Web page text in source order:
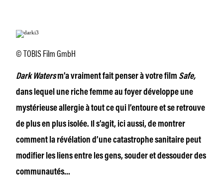
© TOBIS Film GmbH
Dark Watersm’a vraiment fait penser à votre film Safe,
dans lequel une riche femme au foyer développe une
mystérieuse allergie à tout ce qui l’entoure et se retrouve
de plus en plus isolée. Il s’agit, ici aussi, de montrer
comment la révélation d’une catastrophe sanitaire peut
modifier les liens entre les gens, souder et dessouder des
communautés…